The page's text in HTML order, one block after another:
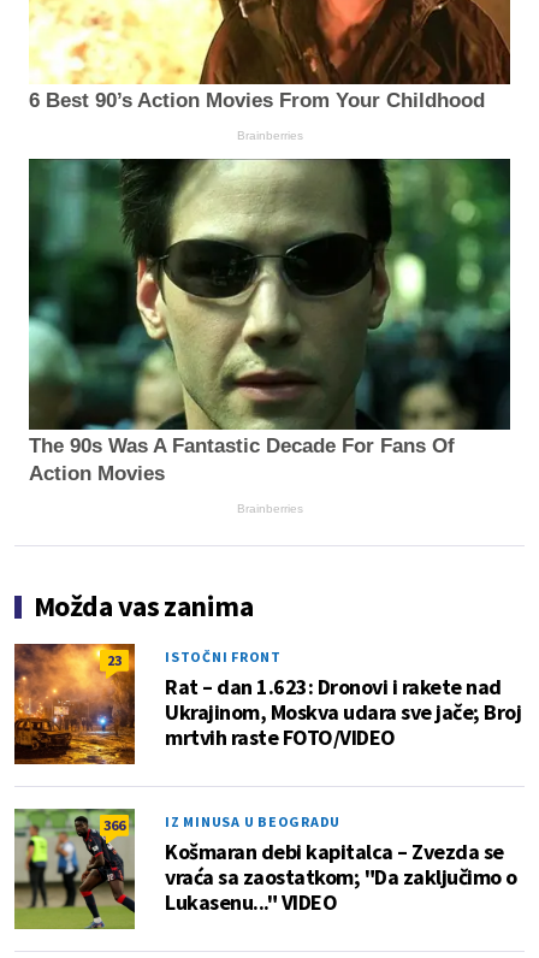
6 Best 90’s Action Movies From Your Childhood
Brainberries
The 90s Was A Fantastic Decade For Fans Of
Action Movies
Brainberries
Možda vas zanima
23 ISTOČNI FRONT
Rat – dan 1.623: Dronovi i rakete nad
Ukrajinom, Moskva udara sve jače; Broj
mrtvih raste FOTO/VIDEO
366 IZ MINUSA U BEOGRADU
Košmaran debi kapitalca – Zvezda se
vraća sa zaostatkom; "Da zaključimo o
Lukasenu..." VIDEO